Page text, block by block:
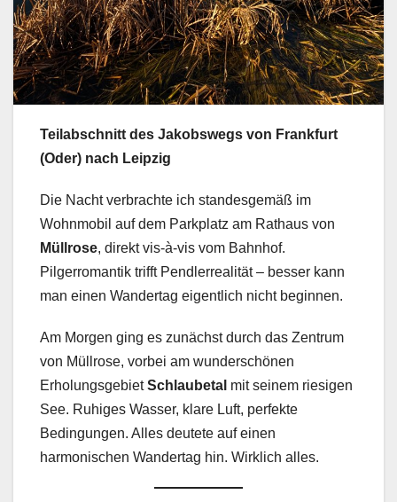
Teilabschnitt des Jakobswegs von Frankfurt
(Oder) nach Leipzig
Die Nacht verbrachte ich standesgemäß im
Wohnmobil auf dem Parkplatz am Rathaus von
Müllrose, direkt vis-à-vis vom Bahnhof.
Pilgerromantik trifft Pendlerrealität – besser kann
man einen Wandertag eigentlich nicht beginnen.
Am Morgen ging es zunächst durch das Zentrum
von Müllrose, vorbei am wunderschönen
ErholungsgebietSchlaubetal mit seinem riesigen
See. Ruhiges Wasser, klare Luft, perfekte
Bedingungen. Alles deutete auf einen
harmonischen Wandertag hin. Wirklich alles.